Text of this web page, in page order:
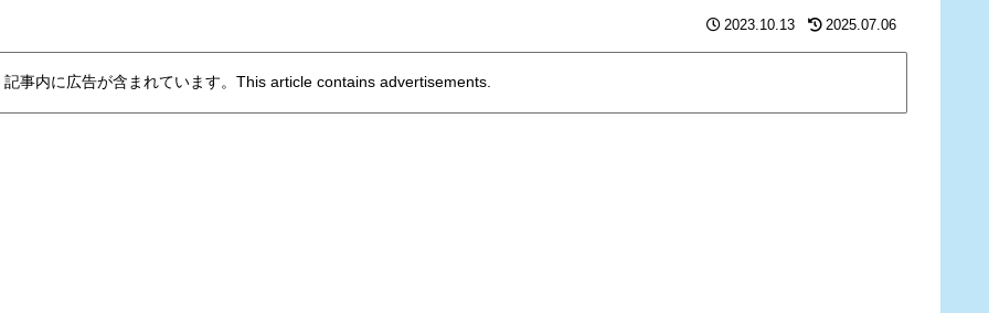
2023.10.13 2025.07.06
記事内に広告が含まれています。This article contains advertisements.